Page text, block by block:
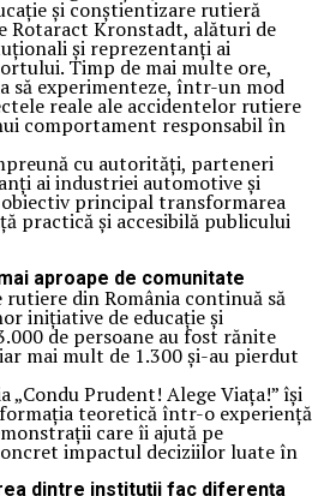
și conștientizare rutieră
Rotaract Kronstadt, alături de
și reprezentanți ai
Timp de mai multe ore,
să experimenteze, într-un mod
reale ale accidentelor rutiere
comportament responsabil în
cu autorități, parteneri
ai industriei automotive și
principal transformarea
practică și accesibilă publicului
aproape de comunitate
din România continuă să
inițiative de educație și
de persoane au fost rănite
mai mult de 1.300 și-au pierdut
„Condu Prudent! Alege Viața!” își
teoretică într-o experiență
care îi ajută pe
impactul deciziilor luate în
dintre instituții fac diferența